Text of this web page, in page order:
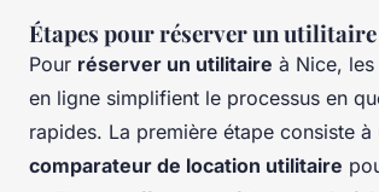
Étapes pour réserver un utilitaire
Pour réserver un utilitaire à Nice,
en ligne simplifient le processus en
rapides. La première étape consiste à
comparateur de location utilitaire